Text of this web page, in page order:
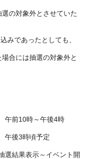
の対象外とさせていた
みであったとしても、
合には抽選の対象外と
午前10時～午後4時
後3時頃予定
結果表示～イベント開